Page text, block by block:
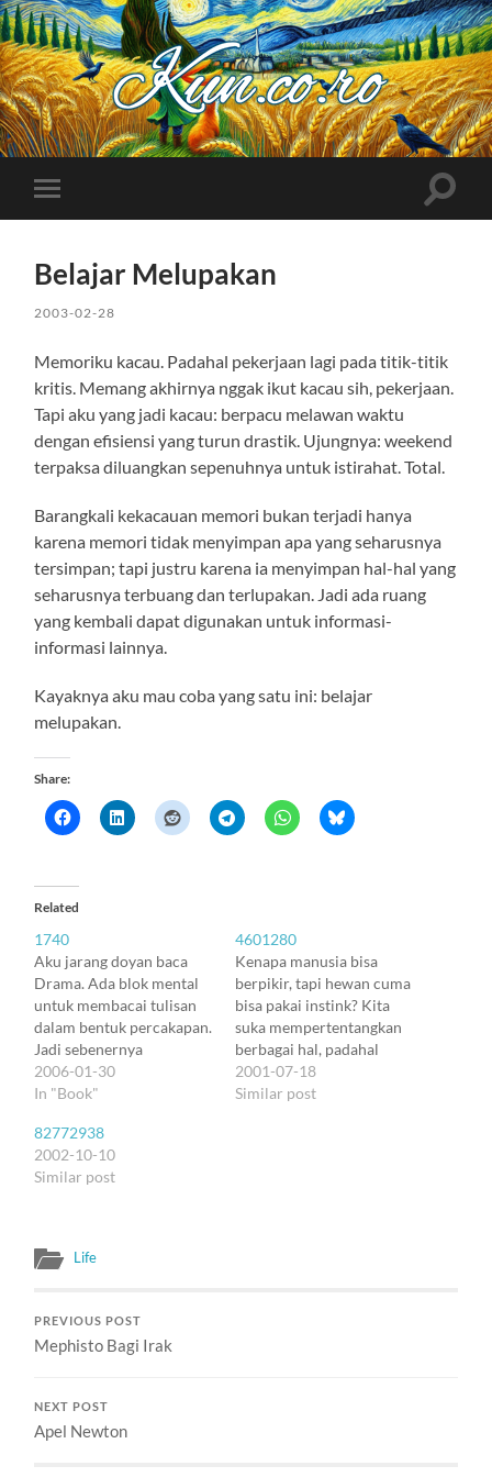
Kuncoro++
Toggle
mobile
Toggle
Belajar Melupakan
2003-02-28
Memoriku kacau. Padahal pekerjaan lagi pada titik-titik
kritis. Memang akhirnya nggak ikut kacau sih, pekerjaan.
Tapi aku yang jadi kacau: berpacu melawan waktu
dengan efisiensi yang turun drastik. Ujungnya: weekend
terpaksa diluangkan sepenuhnya untuk istirahat. Total.
Barangkali kekacauan memori bukan terjadi hanya
karena memori tidak menyimpan apa yang seharusnya
tersimpan; tapi justru karena ia menyimpan hal-hal yang
seharusnya terbuang dan terlupakan. Jadi ada ruang
yang kembali dapat digunakan untuk informasi-
informasi lainnya.
Kayaknya aku mau coba yang satu ini: belajar
melupakan.
Share:
Related
1740
Aku jarang doyan baca
Drama. Ada blok mental
untuk membacai tulisan
dalam bentuk percakapan.
Jadi sebenernya
(pengakuan), aku juga
nggak suka2 amat baca
sekalipun :). Tapi Remy
Sylado adalah salah satu
perkecualian. Dia
suasana yang dialirkan
dengan kata2nya
membosankan drama…
2006-01-30
In "Book"
4601280
Kenapa manusia bisa
berpikir, tapi hewan cuma
bisa pakai instink? Kita
suka mempertentangkan
berbagai hal, padahal
sebetulnya hal-hal itu
saling melengkapi.
2001-07-18
Similar post
82772938
2002-10-10
Similar post
Life
PREVIOUS POST
Mephisto Bagi Irak
NEXT POST
Apel Newton